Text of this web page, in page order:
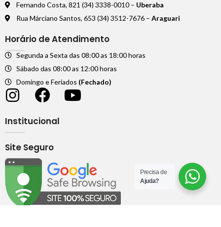
Fernando Costa, 821 (34) 3338-0010 – Uberaba
Rua Márciano Santos, 653 (34) 3512-7676 – Araguari
Horário de Atendimento
Segunda a Sexta das 08:00 as 18:00 horas
Sábado das 08:00 as 12:00 horas
Domingo e Feriados (Fechado)
Institucional
Site Seguro
Precisa de
Ajuda?